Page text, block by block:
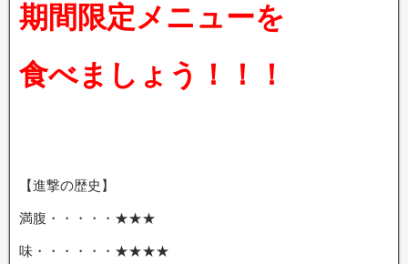
期間限定メニューを
食べましょう！！！
【進撃の歴史】
満腹・・・・・★★★
味・・・・・・★★★★